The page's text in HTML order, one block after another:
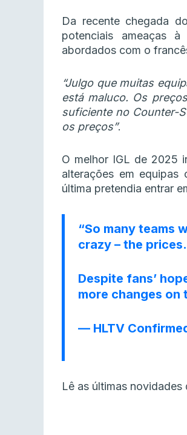
Da recente chegada
potenciais ameaças
abordados com o
“Julgo que muitas
está maluco. Os
suficiente no Counter-
os preços”.
O melhor IGL de 2025
alterações em
última pretendia entrar
“So many teams
crazy – the
Despite fans’
more changes on
— HLTV
Lê as últimas novidades